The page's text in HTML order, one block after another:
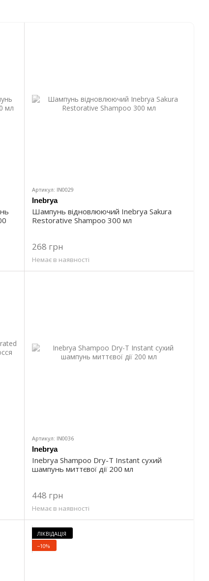
Артикул: IN0029
Inebrya
Шампунь відновлюючий Inebrya Sakura
Restorative Shampoo 300 мл
268 грн
Немає в наявності
Артикул: IN0036
Inebrya
Inebrya Shampoo Dry-T Instant сухий
шампунь миттєвої дії 200 мл
448 грн
Немає в наявності
ЛІКВІДАЦІЯ
−10%